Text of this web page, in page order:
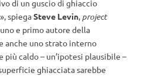
di un guscio di ghiaccio
spiegaSteve Levin, project
e primo autore della
anche uno strato interno
caldo – un’ipotesi plausibile –
ghiacciata sarebbe